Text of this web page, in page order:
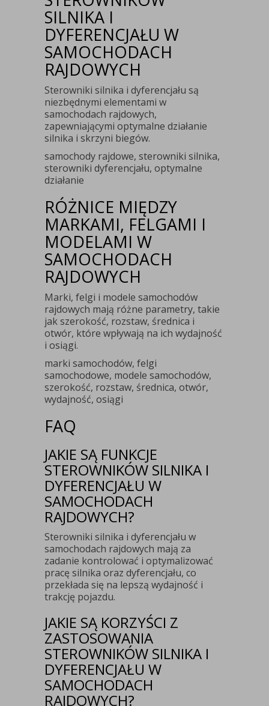
SILNIKA I
DYFERENCJAŁU W
SAMOCHODACH
RAJDOWYCH
Sterowniki silnika i dyferencjału są
niezbędnymi elementami w
samochodach rajdowych,
zapewniającymi optymalne działanie
silnika i skrzyni biegów.
samochody rajdowe, sterowniki silnika,
sterowniki dyferencjału, optymalne
działanie
RÓŻNICE MIĘDZY
MARKAMI, FELGAMI I
MODELAMI W
SAMOCHODACH
RAJDOWYCH
Marki, felgi i modele samochodów
rajdowych mają różne parametry, takie
jak szerokość, rozstaw, średnica i
otwór, które wpływają na ich wydajność
i osiągi.
marki samochodów, felgi
samochodowe, modele samochodów,
szerokość, rozstaw, średnica, otwór,
wydajność, osiągi
FAQ
JAKIE SĄ FUNKCJE
STEROWNIKÓW SILNIKA I
DYFERENCJAŁU W
SAMOCHODACH
RAJDOWYCH?
Sterowniki silnika i dyferencjału w
samochodach rajdowych mają za
zadanie kontrolować i optymalizować
pracę silnika oraz dyferencjału, co
przekłada się na lepszą wydajność i
trakcję pojazdu.
JAKIE SĄ KORZYŚCI Z
ZASTOSOWANIA
STEROWNIKÓW SILNIKA I
DYFERENCJAŁU W
SAMOCHODACH
RAJDOWYCH?